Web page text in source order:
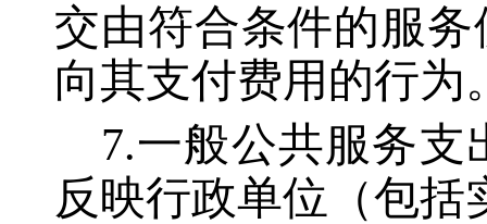
交由符合条件的服
向其支付费用的行为
7.一般公共服务
反映行政单位（包